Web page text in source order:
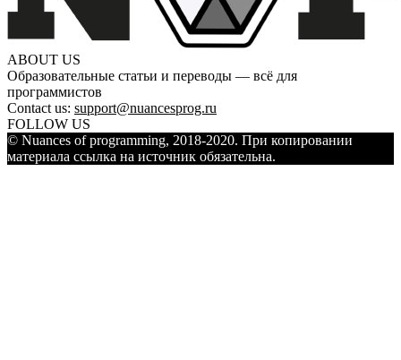
ABOUT US
Образовательные статьи и переводы — всё для
программистов
Contact us: support@nuancesprog.ru
FOLLOW US
© Nuances of programming, 2018-2020. При копировании
материала ссылка на источник обязательна.